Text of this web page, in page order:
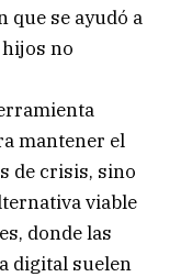
que se ayudó a
no
mantener el
de crisis, sino
viable
donde las
digital suelen